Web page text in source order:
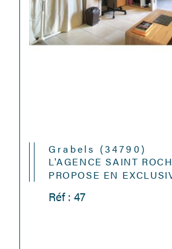
Grabels (34790)
L'AGENCE SAINT
PROPOSE EN
Réf : 47